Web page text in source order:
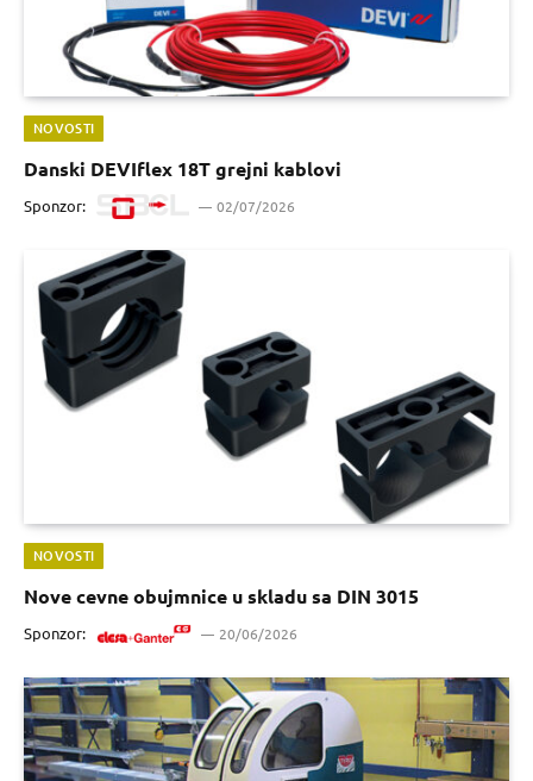
NOVOSTI
Danski DEVIflex 18T grejni kablovi
Sponzor: 02/07/2026
NOVOSTI
Nove cevne obujmnice u skladu sa DIN 3015
Sponzor: 20/06/2026